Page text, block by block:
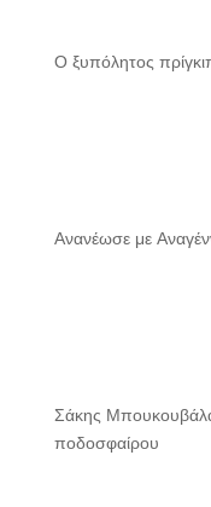
Ο ξυπόλητος
Ανανέωσε με
Σάκης
ποδοσφαίρου